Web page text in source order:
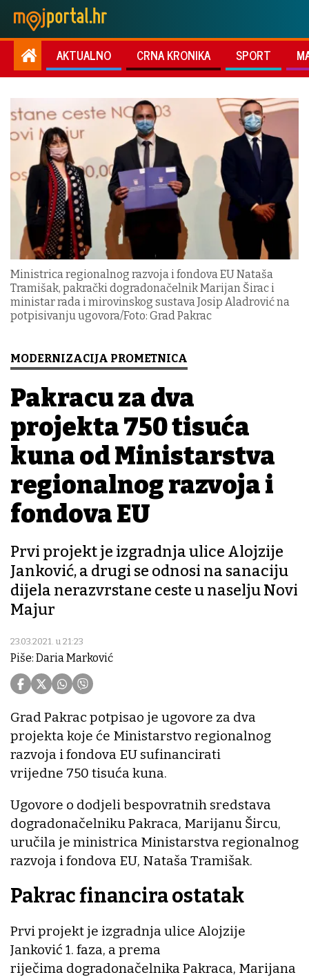
AKTUALNO CRNA KRONIKA SPORT
Ministrica regionalnog razvoja i fondova EU Nataša
Tramišak, pakrački dogradonačelnik Marijan Širac i
ministar rada i mirovinskog sustava Josip Aladrović na
potpisivanju ugovora/Foto: Grad Pakrac
MODERNIZACIJA PROMETNICA
Pakracu za dva
projekta 750 tisuća
kuna od Ministarstva
regionalnog razvoja i
fondova EU
Prvi projekt je izgradnja ulice Alojzije
Janković, a drugi se odnosi na sanaciju
dijela nerazvrstane ceste u naselju Novi
Majur
23.03.2021. u 21:23
Piše: Daria Marković
Grad Pakrac potpisao je ugovore za dva
projekta koje će Ministarstvo regionalnog
razvoja i fondova EU sufinancirati
vrijedne 750 tisuća kuna.
Ugovore o dodjeli bespovratnih sredstava
dogradonačelniku Pakraca, Marijanu Šircu,
uručila je ministrica Ministarstva regionalnog
razvoja i fondova EU, Nataša Tramišak.
Pakrac financira ostatak
Prvi projekt je izgradnja ulice Alojzije
Janković 1. faza, a prema
riječima dogradonačelnika Pakraca, Marijana